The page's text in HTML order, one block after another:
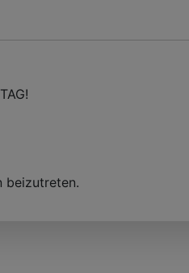
beizutreten.